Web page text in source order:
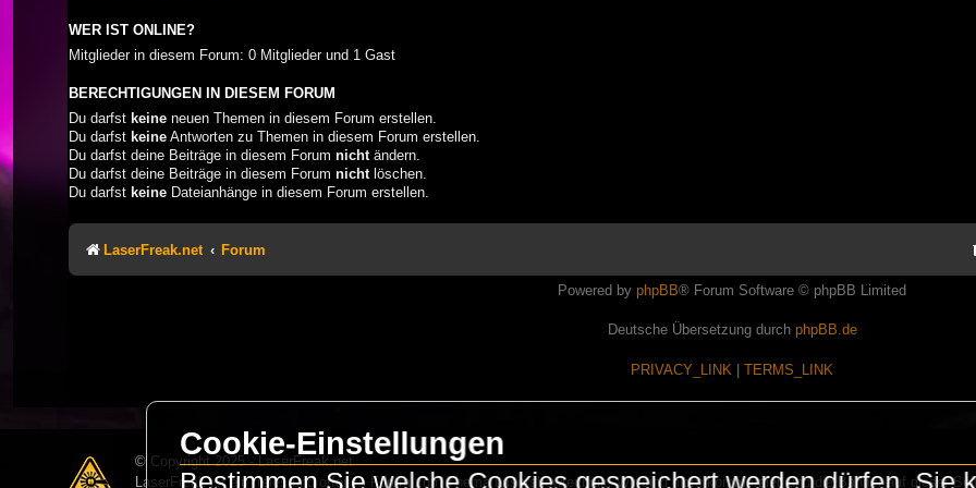
WER IST ONLINE?
Mitglieder in diesem Forum: 0 Mitglieder und 1 Gast
BERECHTIGUNGEN IN DIESEM FORUM
Du darfst keine neuen Themen in diesem Forum erstellen.
Du darfst keine Antworten zu Themen in diesem Forum erstellen.
Du darfst deine Beiträge in diesem Forum nicht ändern.
Du darfst deine Beiträge in diesem Forum nicht löschen.
Du darfst keine Dateianhänge in diesem Forum erstellen.
LaserFreak.net Forum
Powered by phpBB® Forum Software © phpBB Limited
Deutsche Übersetzung durch phpBB.de
PRIVACY_LINK TERMS_LINK
© Copyright 2025 - LaserFreak.net
LaserFreak ist ein freies und offenes Forum zum Thema Lasershowtechnik. Wir sind nicht kommerziell und die Banner auf dieser
Cookie-Einstellungen
Bestimmen Sie welche Cookies gespeichert werden dürfen. Sie